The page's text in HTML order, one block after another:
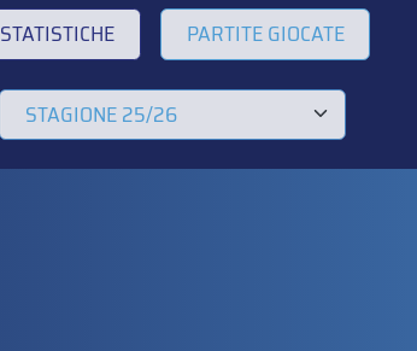
STATISTICHE PARTITE GIOCATE